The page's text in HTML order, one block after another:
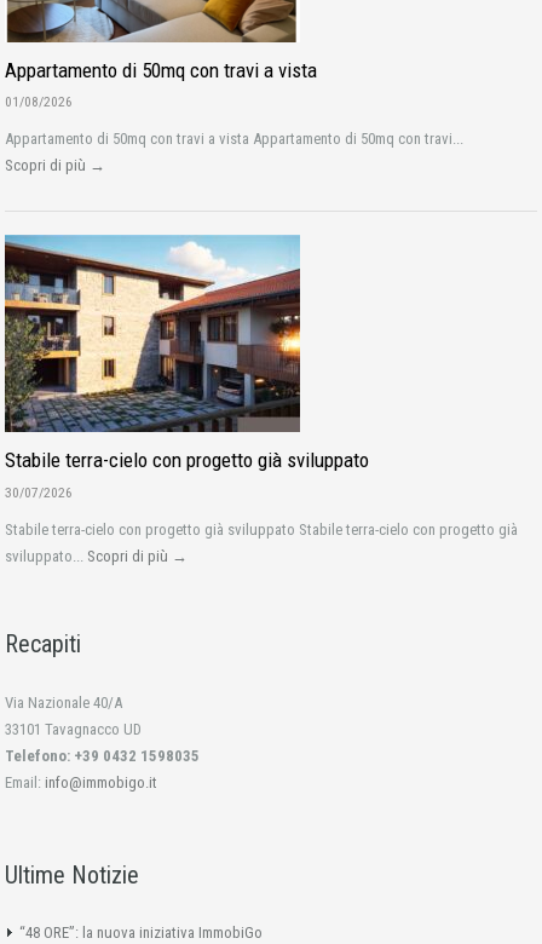
Appartamento di 50mq con travi a vista
01/08/2026
Appartamento di 50mq con travi a vista Appartamento di 50mq con travi...
Scopri di più →
Stabile terra-cielo con progetto già sviluppato
30/07/2026
Stabile terra-cielo con progetto già sviluppato Stabile terra-cielo con progetto già
sviluppato... Scopri di più →
Recapiti
Via Nazionale 40/A
33101 Tavagnacco UD
Telefono: +39 0432 1598035
Email: info@immobigo.it
Ultime Notizie
“48 ORE”: la nuova iniziativa ImmobiGo